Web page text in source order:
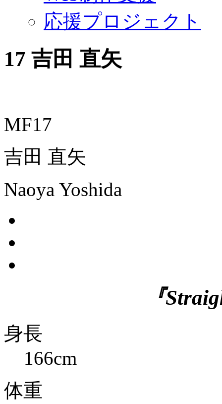
応援プロジェクト
17 吉田 直矢
MF17
吉田 直矢
Naoya Yoshida
『
身長
166cm
体重